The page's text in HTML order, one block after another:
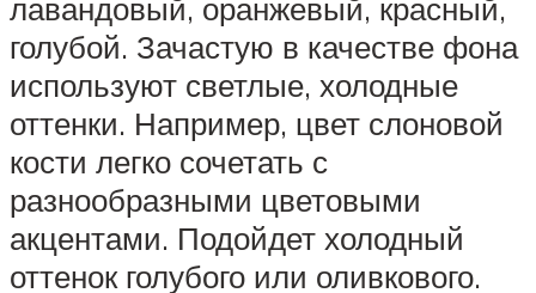
лавандовый, оранжевый, красный,
голубой. Зачастую в качестве фона
используют светлые, холодные
оттенки. Например, цвет слоновой
кости легко сочетать с
разнообразными цветовыми
акцентами. Подойдет холодный
оттенок голубого или оливкового.